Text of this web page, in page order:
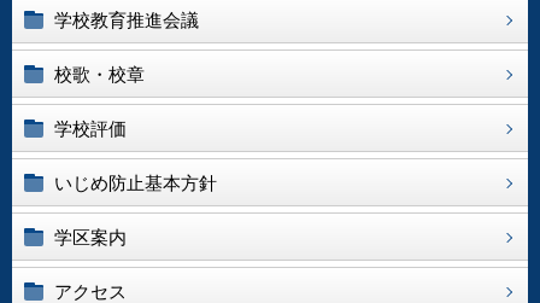
学校教育推進会議
校歌・校章
学校評価
いじめ防止基本方針
学区案内
アクセス